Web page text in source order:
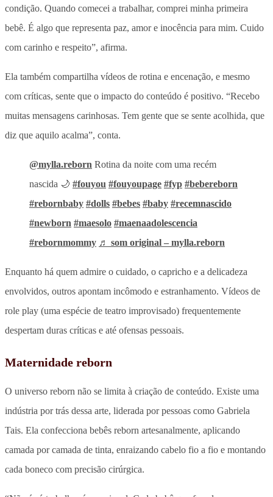
condição. Quando comecei a trabalhar, comprei minha primeira
bebê. É algo que representa paz, amor e inocência para mim. Cuido
com carinho e respeito”, afirma.
Ela também compartilha vídeos de rotina e encenação, e mesmo
com críticas, sente que o impacto do conteúdo é positivo. “Recebo
muitas mensagens carinhosas. Tem gente que se sente acolhida, que
diz que aquilo acalma”, conta.
@mylla.reborn Rotina da noite com uma recém
nascida 🌙 #fouyou #fouyoupage #fyp #bebereborn
#rebornbaby #dolls #bebes #baby #recemnascido
#newborn #maesolo #maenaadolescencia
#rebornmommy ♬ som original – mylla.reborn
Enquanto há quem admire o cuidado, o capricho e a delicadeza
envolvidos, outros apontam incômodo e estranhamento. Vídeos de
role play (uma espécie de teatro improvisado) frequentemente
despertam duras críticas e até ofensas pessoais.
Maternidade reborn
O universo reborn não se limita à criação de conteúdo. Existe uma
indústria por trás dessa arte, liderada por pessoas como Gabriela
Tais. Ela confecciona bebês reborn artesanalmente, aplicando
camada por camada de tinta, enraizando cabelo fio a fio e montando
cada boneco com precisão cirúrgica.